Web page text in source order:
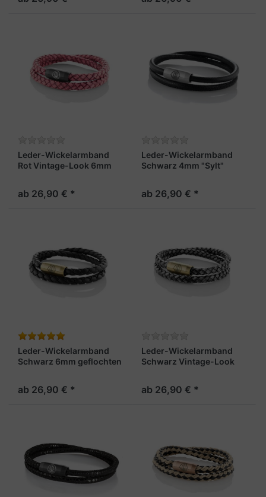
Leder-Wickelarmband
Rot Vintage-Look 6mm
ab 26,90 € *
Leder-Wickelarmband
Schwarz 4mm "Sylt"
ab 26,90 € *
Leder-Wickelarmband
Schwarz 6mm geflochten
ab 26,90 € *
Leder-Wickelarmband
Schwarz Vintage-Look
ab 26,90 € *